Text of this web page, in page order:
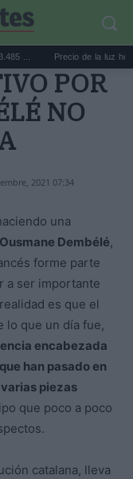
Precio de la luz hoy,
POR
NO
2021 07:34
una
Ousmane Dembélé,
forme parte
a ser importante
es que el
lo que un día fue,
encabezada
han pasado en
piezas
que poco a poco
catalana, lleva